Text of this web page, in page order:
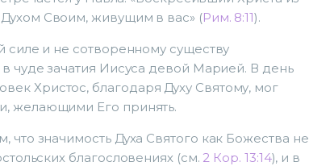
Своим, живущим в вас» (Рим. 8:11).
силе и не сотворенному существу
чуде зачатия Иисуса девой Марией. В день
Христос, благодаря Духу Святому, мог
желающими Его принять.
что значимость Духа Святого как Божества не
благословениях (см. 2 Кор. 13:14), и в